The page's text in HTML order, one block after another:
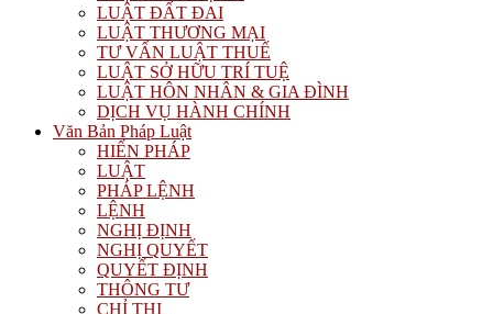
LUẬT ĐẤT ĐAI
LUẬT THƯƠNG MẠI
TƯ VẤN LUẬT THUẾ
LUẬT SỞ HỮU TRÍ TUỆ
LUẬT HÔN NHÂN & GIA ĐÌNH
DỊCH VỤ HÀNH CHÍNH
Văn Bản Pháp Luật
HIẾN PHÁP
LUẬT
PHÁP LỆNH
LỆNH
NGHỊ ĐỊNH
NGHỊ QUYẾT
QUYẾT ĐỊNH
THÔNG TƯ
CHỈ THỊ